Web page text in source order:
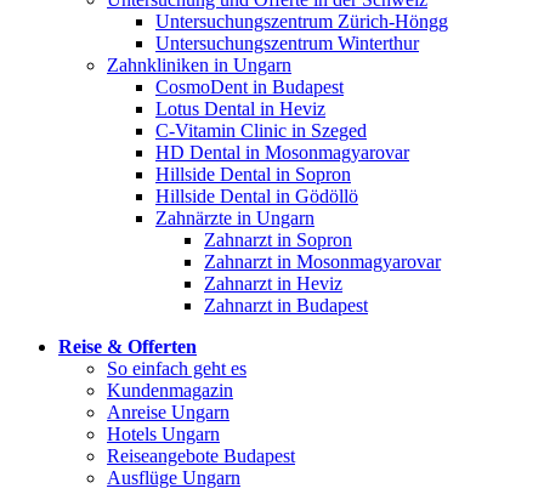
Untersuchungszentrum Zürich-Höngg
Untersuchungszentrum Winterthur
Zahnkliniken in Ungarn
CosmoDent in Budapest
Lotus Dental in Heviz
C-Vitamin Clinic in Szeged
HD Dental in Mosonmagyarovar
Hillside Dental in Sopron
Hillside Dental in Gödöllö
Zahnärzte in Ungarn
Zahnarzt in Sopron
Zahnarzt in Mosonmagyarovar
Zahnarzt in Heviz
Zahnarzt in Budapest
Reise & Offerten
So einfach geht es
Kundenmagazin
Anreise Ungarn
Hotels Ungarn
Reiseangebote Budapest
Ausflüge Ungarn